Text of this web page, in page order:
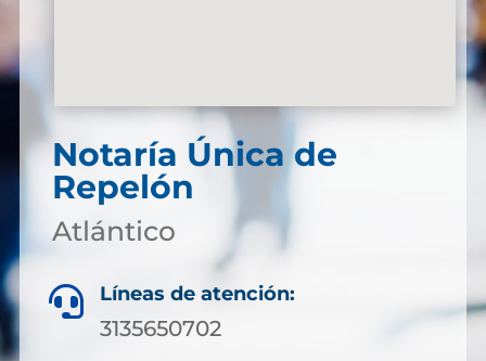
Notaría Única de
Repelón
Atlántico
 Líneas de atención:
3135650702